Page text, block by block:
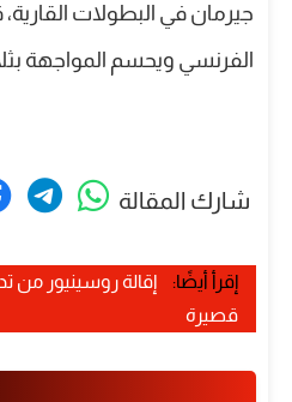
جيرمان في البطولات
الفرنسي ويحسم المواجهة
شارك المقالة
إقرأ أيضًا:
إقالة روسينيور من
قصيرة